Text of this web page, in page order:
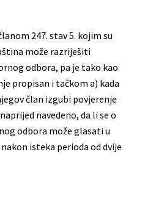
247. stav 5. kojim su
može razriješiti
odbora, pa je tako kao
propisan i tačkom a) kada
član izgubi povjerenje
navedeno, da li se o
odbora može glasati u
isteka perioda od dvije